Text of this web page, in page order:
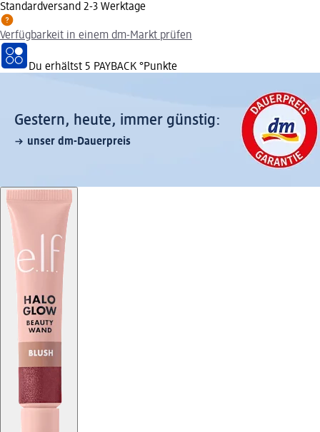
Standardversand 2-3 Werktage
Verfügbarkeit in einem dm-Markt prüfen
Du erhältst 5 PAYBACK °Punkte
Gestern, heute, immer günstig:
unser dm-Dauerpreis